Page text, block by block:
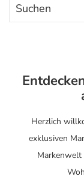
Herzlich
exklusiven
Markenwelt